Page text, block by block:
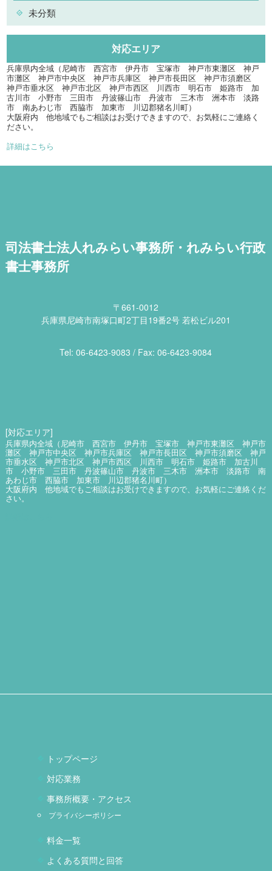
未分類
対応エリア
兵庫県内全域（尼崎市 西宮市 伊丹市 宝塚市 神戸市東灘区 神戸
市灘区 神戸市中央区 神戸市兵庫区 神戸市長田区 神戸市須磨区
神戸市垂水区 神戸市北区 神戸市西区 川西市 明石市 姫路市 加
古川市 小野市 三田市 丹波篠山市 丹波市 三木市 洲本市 淡路
市 南あわじ市 西脇市 加東市 川辺郡猪名川町）
大阪府内 他地域でもご相談はお受けできますので、お気軽にご連絡く
ださい。
詳細はこちら
司法書士法人れみらい事務所・れみらい行政
書士事務所
〒661-0012
兵庫県尼崎市南塚口町2丁目19番2号 若松ビル201
Tel: 06​-6423​-9083 / Fax: 06​-6423​-9084
[対応エリア]
兵庫県内全域（尼崎市 西宮市 伊丹市 宝塚市 神戸市東灘区 神戸市
灘区 神戸市中央区 神戸市兵庫区 神戸市長田区 神戸市須磨区 神戸
市垂水区 神戸市北区 神戸市西区 川西市 明石市 姫路市 加古川
市 小野市 三田市 丹波篠山市 丹波市 三木市 洲本市 淡路市 南
あわじ市 西脇市 加東市 川辺郡猪名川町）
大阪府内 他地域でもご相談はお受けできますので、お気軽にご連絡くだ
さい。
トップページ
対応業務
事務所概要・アクセス
プライバシーポリシー
料金一覧
よくある質問と回答